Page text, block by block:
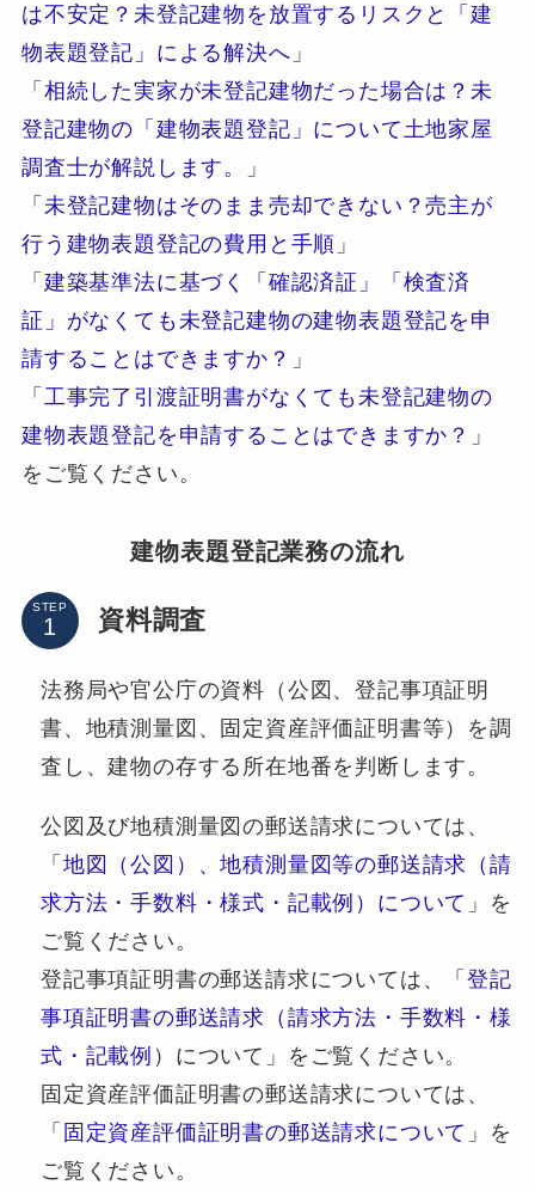
は不安定？未登記建物を放置するリスクと「建
物表題登記」による解決へ 」
「 相続した実家が未登記建物だった場合は？未
登記建物の「建物表題登記」について土地家屋
調査士が解説します。
」
「 未登記建物はそのまま売却できない？売主が
行う建物表題登記の費用と手順 」
「 建築基準法に基づく「確認済証」「検査済
証」がなくても未登記建物の建物表題登記を申
請することはできますか？ 」
「 工事完了引渡証明書がなくても未登記建物の
建物表題登記を申請することはできますか？ 」
をご覧ください。
建物表題登記業務の流れ
STEP 資料調査
法務局や官公庁の資料（公図、登記事項証明
書、地積測量図、固定資産評価証明書等）を調
査し、建物の存する所在地番を判断します。
公図及び地積測量図の郵送請求については、
「 地図（公図）、地積測量図等の郵送請求（請
求方法・手数料・様式・記載例）について 」を
ご覧ください。
登記事項証明書の郵送請求については、「登記
事項証明書の郵送請求（請求方法・手数料・様
式・記載例 ）について」をご覧ください。
固定資産評価証明書の郵送請求については、
「 固定資産評価証明書の郵送請求について 」を
ご覧ください。